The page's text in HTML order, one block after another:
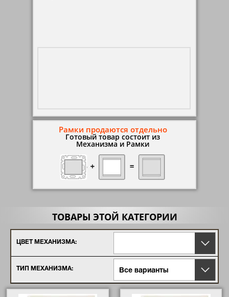
Рамки продаются отдельно
Готовый товар состоит из
Механизма и Рамки
ТОВАРЫ ЭТОЙ КАТЕГОРИИ
ЦВЕТ МЕХАНИЗМА:
ТИП МЕХАНИЗМА: Все варианты